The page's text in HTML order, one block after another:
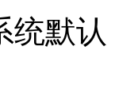
统默认